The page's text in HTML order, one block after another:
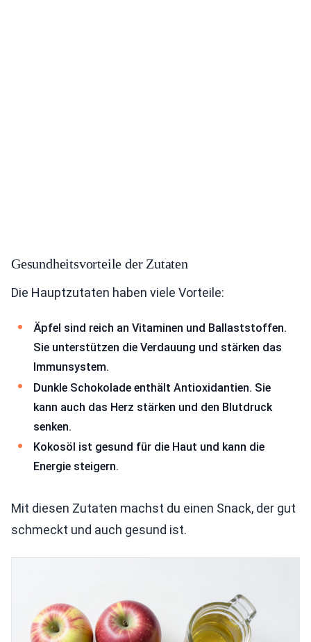
Gesundheitsvorteile der Zutaten
Die Hauptzutaten haben viele Vorteile:
Äpfel sind reich an Vitaminen und Ballaststoffen.
Sie unterstützen die Verdauung und stärken das
Immunsystem.
Dunkle Schokolade enthält Antioxidantien. Sie
kann auch das Herz stärken und den Blutdruck
senken.
Kokosöl ist gesund für die Haut und kann die
Energie steigern.
Mit diesen Zutaten machst du einen Snack, der gut
schmeckt und auch gesund ist.